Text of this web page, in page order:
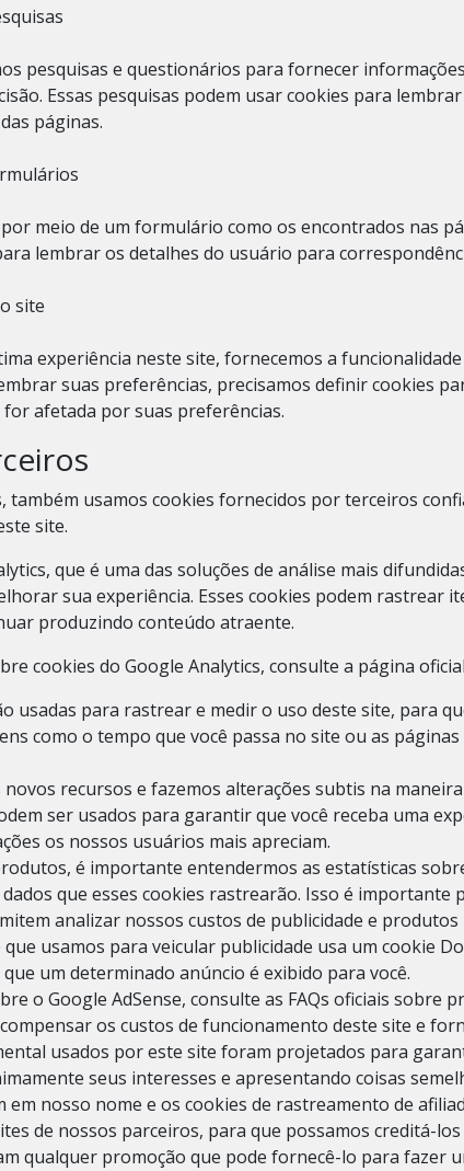
pesquisas e questionários para fornecer
Essas pesquisas podem usar cookies para
páginas.
meio de um formulário como os encontrados nas
lembrar os detalhes do usuário para
site
experiência neste site, fornecemos a
suas preferências, precisamos definir cookies
afetada por suas preferências.
também usamos cookies fornecidos por terceiros
site.
que é uma das soluções de análise mais
sua experiência. Esses cookies podem rastrear
produzindo conteúdo atraente.
cookies do Google Analytics, consulte a página
usadas para rastrear e medir o uso deste site, para
como o tempo que você passa no site ou as
recursos e fazemos alterações subtis na
ser usados ​​para garantir que você receba uma
os nossos usuários mais apreciam.
é importante entendermos as estatísticas
que esses cookies rastrearão. Isso é
analizar nossos custos de publicidade e
que usamos para veicular publicidade usa um cookie
um determinado anúncio é exibido para você.
o Google AdSense, consulte as FAQs oficiais sobre
os custos de funcionamento deste site e
usados ​​por este site foram projetados para
seus interesses e apresentando coisas
em nosso nome e os cookies de rastreamento de
de nossos parceiros, para que possamos creditá-
qualquer promoção que pode fornecê-lo para fazer